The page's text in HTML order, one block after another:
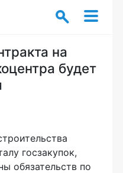
на
будет
госзакупок,
обязательств по